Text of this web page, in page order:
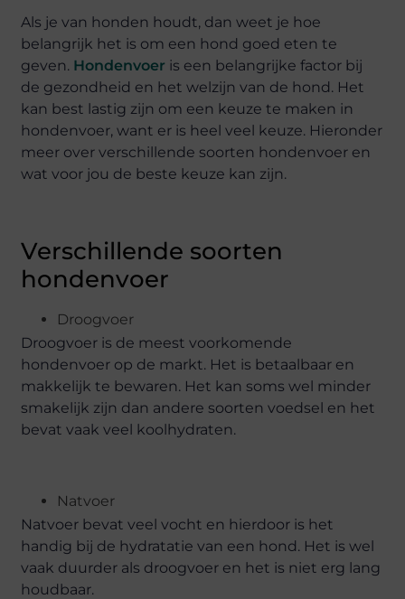
Als je van honden houdt, dan weet je hoe
belangrijk het is om een hond goed eten te
geven. Hondenvoer is een belangrijke factor bij
de gezondheid en het welzijn van de hond. Het
kan best lastig zijn om een keuze te maken in
hondenvoer, want er is heel veel keuze. Hieronder
meer over verschillende soorten hondenvoer en
wat voor jou de beste keuze kan zijn.
Verschillende soorten
hondenvoer
Droogvoer
Droogvoer is de meest voorkomende
hondenvoer op de markt. Het is betaalbaar en
makkelijk te bewaren. Het kan soms wel minder
smakelijk zijn dan andere soorten voedsel en het
bevat vaak veel koolhydraten.
Natvoer
Natvoer bevat veel vocht en hierdoor is het
handig bij de hydratatie van een hond. Het is wel
vaak duurder als droogvoer en het is niet erg lang
houdbaar.